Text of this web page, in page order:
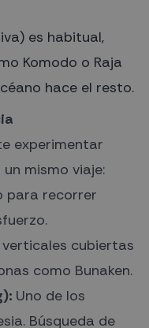
es habitual,
Komodo o Raja
hace el resto.
experimentar
mismo viaje:
para recorrer
cubiertas
como Bunaken.
Uno de los
Búsqueda de